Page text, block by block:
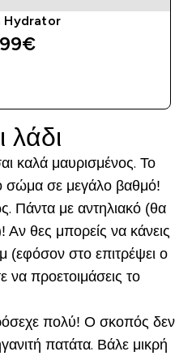
Hydrator
λάδι
καλά μαυρισμένος. Το
σώμα σε μεγάλο βαθμό!
Πάντα με αντηλιακό (θα
Αν θες μπορείς να κάνεις
(εφόσον στο επιτρέψει ο
προετοιμάσεις το
πολύ! Ο σκοπός δεν
πατάτα. Βάλε μικρή